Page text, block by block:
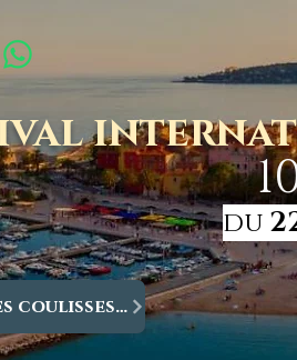
du
Les coulisses du Festival